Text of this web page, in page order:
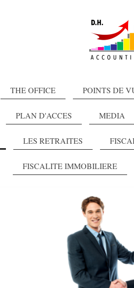
THE OFFICE POINTS DE
PLAN D'ACCES MEDIA
LES RETRAITES
FISCALITE IMMOBILIERE